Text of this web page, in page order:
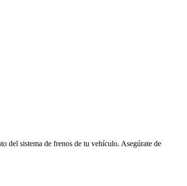
del sistema de frenos de tu vehículo. Asegúrate de